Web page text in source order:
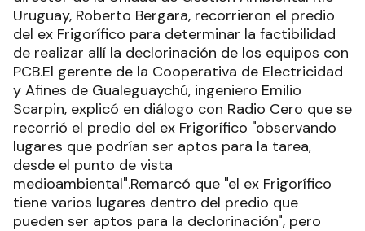
Uruguay, Roberto Bergara, recorrieron el predio
del ex Frigorífico para determinar la factibilidad
de realizar allí la declorinación de los equipos con
PCB.El gerente de la Cooperativa de Electricidad
y Afines de Gualeguaychú, ingeniero Emilio
Scarpin, explicó en diálogo con Radio Cero que se
recorrió el predio del ex Frigorífico "observando
lugares que podrían ser aptos para la tarea,
desde el punto de vista
medioambiental".Remarcó que "el ex Frigorífico
tiene varios lugares dentro del predio que
pueden ser aptos para la declorinación", pero